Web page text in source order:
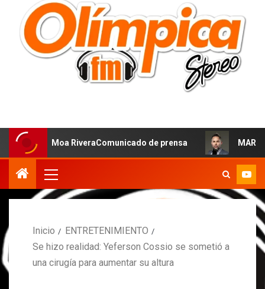
Moa RiveraComunicado de prensa MARCOS PETRO
Inicio
ENTRETENIMIENTO
Se hizo realidad: Yeferson Cossio se sometió a
una cirugía para aumentar su altura